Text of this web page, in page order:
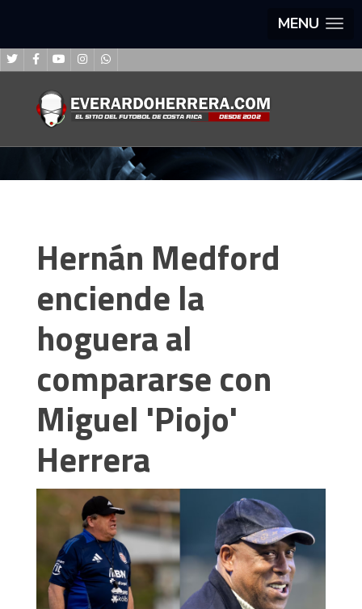
MENU
Hernán Medford
enciende la
hoguera al
compararse con
Miguel 'Piojo'
Herrera